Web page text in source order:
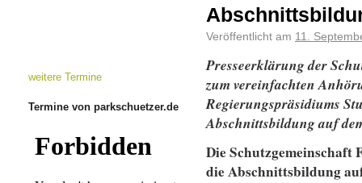
Veröffentlicht am 11.
Presseerklärung der
zum vereinfachten
Regierungspräsidiums
Abschnittsbildung auf
Die Schutzgemeinschaft
die Abschnittsbildung
weitere Termine
Termine von parkschuetzer.de